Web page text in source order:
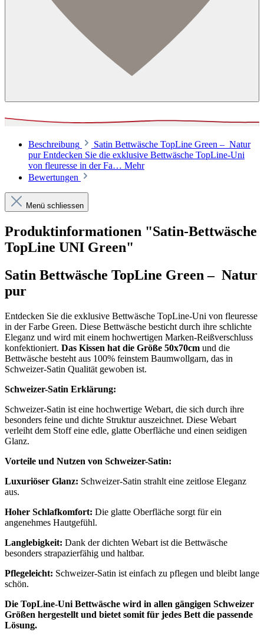
Beschreibung
Satin Bettwäsche TopLine Green – Natur
pur Entdecken Sie die exklusive Bettwäsche TopLine-Uni
von fleuresse in der Fa… Mehr
Bewertungen
Menü schliessen
Produktinformationen "Satin-Bettwäsche
TopLine UNI Green"
Satin Bettwäsche TopLine Green – Natur
pur
Entdecken Sie die exklusive Bettwäsche TopLine-Uni von fleuresse
in der Farbe Green. Diese Bettwäsche besticht durch ihre schlichte
Eleganz und wird mit einem hochwertigen Marken-Reißverschluss
konfektioniert. Das Kissen hat die Größe 50x70cm und die
Bettwäsche besteht aus 100% feinstem Baumwollgarn, das in
Schweizer-Satin Qualität gewoben ist.
Schweizer-Satin Erklärung:
Schweizer-Satin ist eine hochwertige Webart, die sich durch ihre
besonders feine und dichte Struktur auszeichnet. Diese Webart
verleiht dem Stoff eine edle, glatte Oberfläche und einen seidigen
Glanz.
Vorteile und Nutzen von Schweizer-Satin:
Luxuriöser Glanz: Schweizer-Satin strahlt eine zeitlose Eleganz
aus.
Hoher Schlafkomfort: Die glatte Oberfläche sorgt für ein
angenehmes Hautgefühl.
Langlebigkeit: Dank der dichten Webart ist die Bettwäsche
besonders strapazierfähig und haltbar.
Pflegeleicht: Schweizer-Satin ist einfach zu pflegen und bleibt lange
schön.
Die TopLine-Uni Bettwäsche wird in allen gängigen Schweizer
Größen hergestellt und bietet somit für jedes Bett die passende
Lösung.